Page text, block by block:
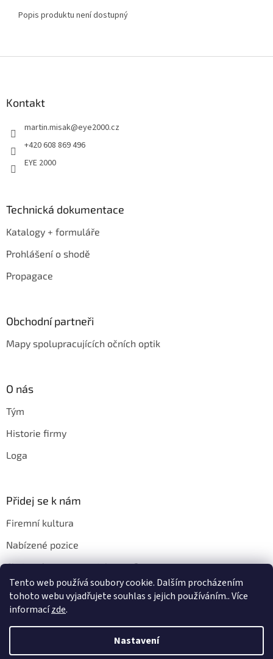
Tento web používá soubory cookie. Dalším procházením
tohoto webu vyjadřujete souhlas s jejich používáním.. Více
informacízde.
Nastavení
Popis produktu není dostupný
Kontakt
martin.misak@eye2000.cz
+420 608 869 496
EYE 2000
Technická dokumentace
Katalogy + formuláře
Prohlášení o shodě
Propagace
Obchodní partneři
Mapy spolupracujících očních optik
O nás
Tým
Historie firmy
Loga
Přidej se k nám
Firemní kultura
Nabízené pozice
Chci u vás pracovat. Jak na to?